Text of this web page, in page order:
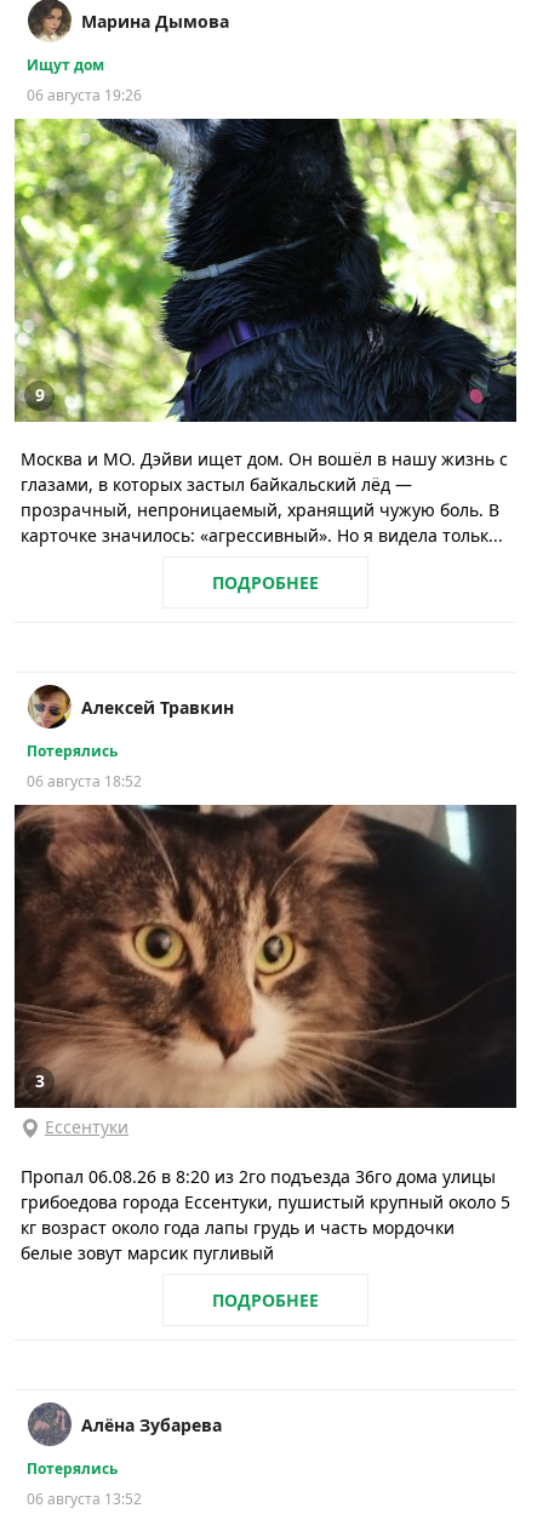
Марина Дымова
Ищут дом
06 августа 19:26
9
Москва и МО. Дэйви ищет дом. Он вошёл в нашу жизнь с
глазами, в которых застыл байкальский лёд —
прозрачный, непроницаемый, хранящий чужую боль. В
карточке значилось: «агрессивный». Но я видела тольк...
ПОДРОБНЕЕ
Алексей Травкин
Потерялись
06 августа 18:52
3
Ессентуки
Пропал 06.08.26 в 8:20 из 2го подъезда 36го дома улицы
грибоедова города Ессентуки, пушистый крупный около 5
кг возраст около года лапы грудь и часть мордочки
белые зовут марсик пугливый
ПОДРОБНЕЕ
Алёна Зубарева
Потерялись
06 августа 13:52